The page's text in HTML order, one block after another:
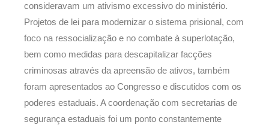
consideravam um ativismo excessivo do ministério.
Projetos de lei para modernizar o sistema prisional, com
foco na ressocialização e no combate à superlotação,
bem como medidas para descapitalizar facções
criminosas através da apreensão de ativos, também
foram apresentados ao Congresso e discutidos com os
poderes estaduais. A coordenação com secretarias de
segurança estaduais foi um ponto constantemente